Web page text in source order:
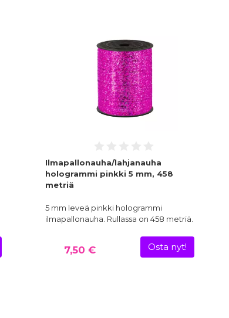
Ilmapallonauha/lahjanauha
hologrammi pinkki 5 mm, 458
metriä
5 mm leveä pinkki hologrammi
ilmapallonauha. Rullassa on 458 metriä.
7,50 € Osta nyt!